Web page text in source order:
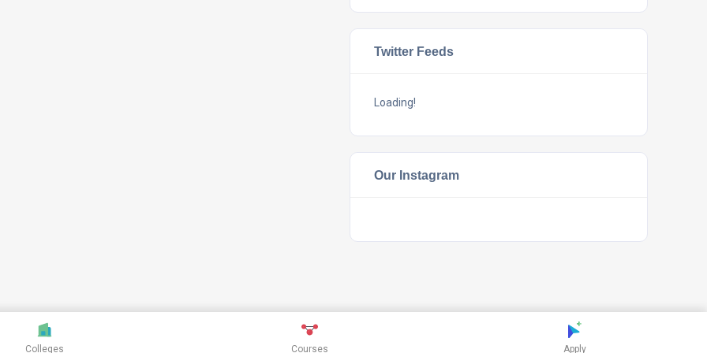
Twitter Feeds
Loading!
Our Instagram
Colleges Courses Apply